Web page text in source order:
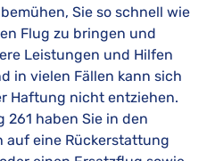
Sie so schnell wie
Flug zu bringen und
Leistungen und Hilfen
in vielen Fällen kann sich
Haftung nicht entziehen.
261 haben Sie in den
auf eine Rückerstattung